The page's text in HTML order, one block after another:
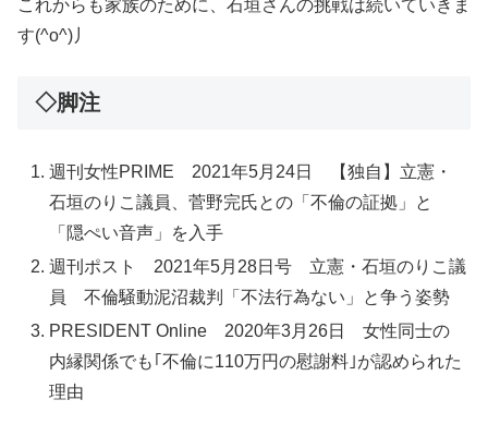
これからも家族のために、石垣さんの挑戦は続いていきま
す(^o^)丿
◇脚注
週刊女性PRIME 2021年5月24日 【独自】立憲・
石垣のりこ議員、菅野完氏との「不倫の証拠」と
「隠ぺい音声」を入手
週刊ポスト 2021年5月28日号 立憲・石垣のりこ議
員 不倫騒動泥沼裁判「不法行為ない」と争う姿勢
PRESIDENT Online 2020年3月26日 女性同士の
内縁関係でも｢不倫に110万円の慰謝料｣が認められた
理由